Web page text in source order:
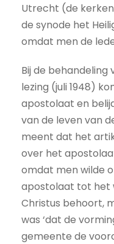
Utrecht (de
de synode het
omdat men de
Bij de
lezing (juli 1948)
apostolaat en
van de leven van
meent dat het
over het
omdat men wilde
apostolaat tot het
Christus behoort,
was ‘dat de
gemeente de